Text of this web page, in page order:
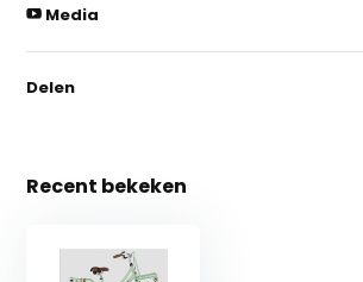
Media
Delen
Recent bekeken